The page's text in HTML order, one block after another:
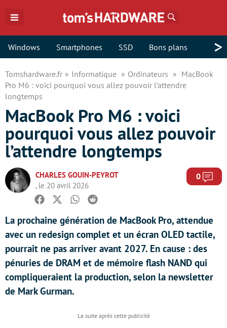
Windows Smartphones SSD Bons plans >
Tomshardware.fr Informatique Ordinateurs
MacBook
Pro M6 : voici pourquoi vous allez pouvoir l’attendre
longtemps
MacBook Pro M6 : voici
pourquoi vous allez pouvoir
l’attendre longtemps
CHARLES GOUIN-PEYROT
, le 20 avril 2026
0
Facebook
TwitterWhatsapp
Reddit
La prochaine génération de MacBook Pro, attendue
avec un redesign complet et un écran OLED tactile,
pourrait ne pas arriver avant 2027. En cause : des
pénuries de DRAM et de mémoire flash NAND qui
compliqueraient la production, selon la newsletter
de Mark Gurman.